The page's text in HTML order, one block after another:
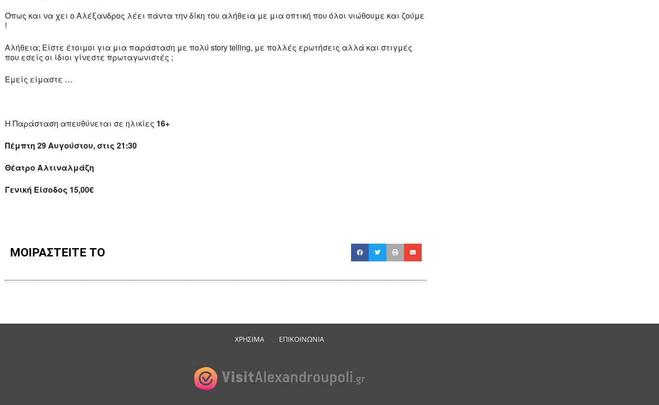
Όπως και να χει ο Αλέξανδρος λέει πάντα την δίκη του αλήθεια με μια οπτική που όλοι νιώθουμε και ζούμε
!
Αλήθεια; Είστε έτοιμοι για μια παράσταση με πολύ story telling, με πολλές ερωτήσεις αλλά και στιγμές
που εσείς οι ίδιοι γίνεστε πρωταγωνιστές ;
Εμείς είμαστε …
Η Παράσταση απευθύνεται σε ηλικίες 16+
Πέμπτη 29 Αυγούστου, στις 21:30
Θέατρο Αλτιναλμάζη
Γενική Είσοδος 15,00€
ΜΟΙΡΑΣΤΕΙΤΕ ΤΟ
ΧΡΗΣΙΜΑ ΕΠΙΚΟΙΝΩΝΙΑ